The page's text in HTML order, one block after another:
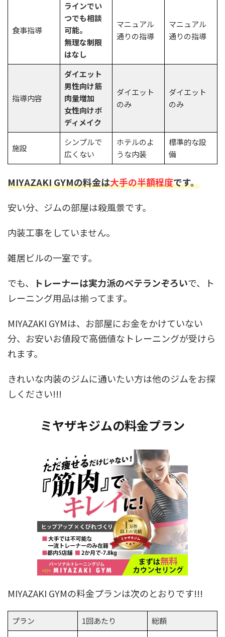
食事指導
ラインでい
つでも相談
可能。
無理な制限
はなし
マニュアル
通りの指導
マニュアル
通りの指導
指導内容
ダイエット
男性向け筋
肉量増加
女性向けボ
ディメイク
ダイエット
のみ
ダイエット
のみ
施設
シンプルで
広くない
ホテルのよ
うな内装
標準的な設
備
MIYAZAKI GYMの料金は大手の半額程度です。
安い分、ジムの部屋は殺風景です。
内装工事をしていません。
雑居ビルの一室です。
でも、
トレーナーは実力派のベテランぞろいで、ト
レーニング用品は揃ってます。
MIYAZAKI GYMは、お部屋にお金をかけていない
分、お安いお値段で高価値なトレーニングが受けら
れます。
きれいな内装のジムに通いたい方は他のジムをお探
しください!!!
ミヤザキジムの料金プラン
MIYAZAKI GYMの料金プランは次のとおりです!!!
プラン 1回あたり
総額